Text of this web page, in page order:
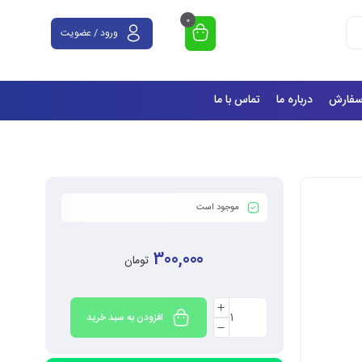
0
ورود / عضویت
درباره ما تماس با ما
موجود است
300,000 تومان
افزودن به سبد خرید